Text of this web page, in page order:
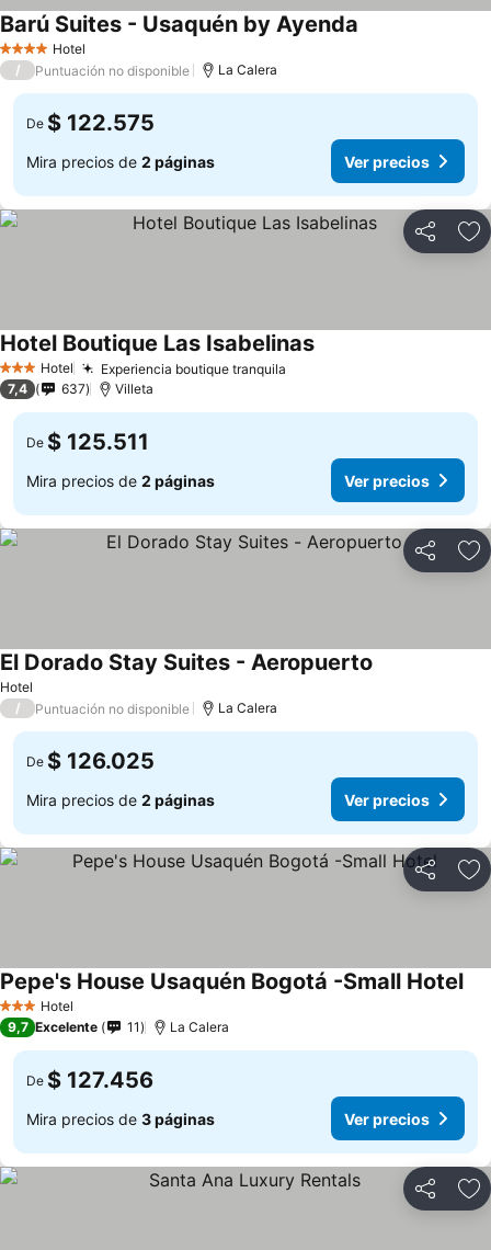
4 EstrellasHotel
Barú Suites - Usaquén by Ayenda
/ Puntuación no disponible La Calera
De $ 122.575
Mira precios de 2 páginas Ver precios
Compartir
3 Estrellas
Hotel Experiencia boutique tranquila
Hotel Boutique Las Isabelinas
7,4 637 Villeta
De $ 125.511
Mira precios de 2 páginas Ver precios
Compartir
Hotel
El Dorado Stay Suites - Aeropuerto
/ Puntuación no disponible La Calera
De $ 126.025
Mira precios de 2 páginas Ver precios
Compartir
3 Estrellas
Hotel
Pepe's House Usaquén Bogotá -Small Hotel
9,7 Excelente 11 La Calera
De $ 127.456
Mira precios de 3 páginas Ver precios
Compartir